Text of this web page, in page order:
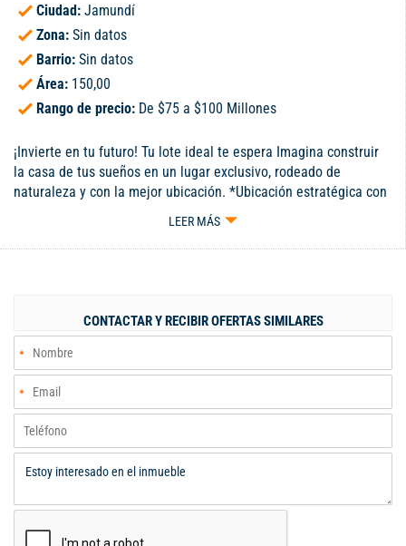
Ciudad: Jamundí
Zona: Sin datos
Barrio: Sin datos
Área: 150,00
Rango de precio: De $75 a $100 Millones
¡Invierte en tu futuro! Tu lote ideal te espera Imagina construir
la casa de tus sueños en un lugar exclusivo, rodeado de
naturaleza y con la mejor ubicación. *Ubicación estratégica con
fácil acceso. * Entorno natural y aire puro para una vida
tranquila. * Amplio espacio para diseñar a tu gusto. * Alta
valorización y excelente oportunidad de inversión. * Seguridad y
LEER MÁS
CONTACTAR Y RECIBIR OFERTAS SIMILARES